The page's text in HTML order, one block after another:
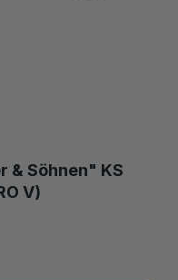
& Söhnen" KS
V)